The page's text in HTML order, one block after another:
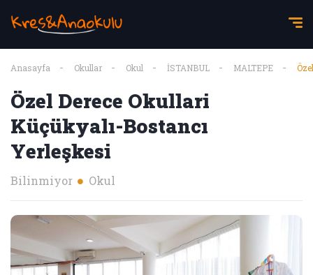
Anasayfa Okullar Okul İSTANBUL MALTEPE
Özel Derece Okullari
Küçükyalı-Bostancı
Yerleşkesi
Bilinmiyor Okul